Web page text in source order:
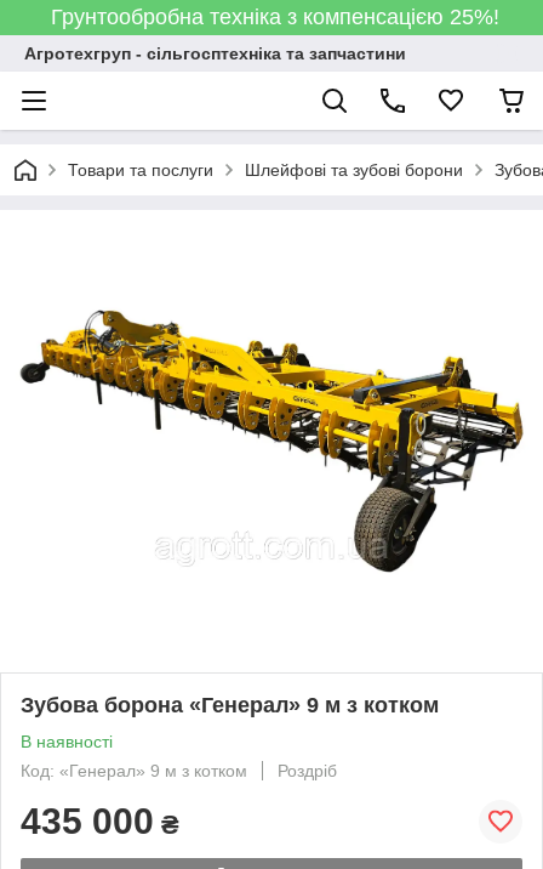
Грунтообробна техніка з компенсацією 25%!
Агротехгруп - сільгосптехніка та запчастини
Товари та послуги Шлейфові та зубові борони
Зубова борона «Генерал» 9 м з котком
В наявності
Код: «Генерал» 9 м з котком
Роздріб
435 000 ₴